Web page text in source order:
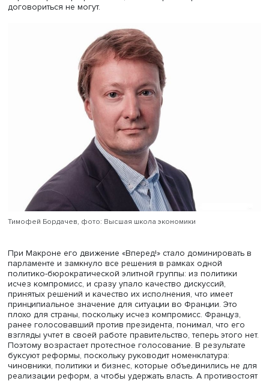
в политическую жизнь Франции?
— Скорее разрушило. Фактически ликвидирована
существовавшая многие годы система cohabitation, или
сожительства, при которой правительство и президент
принадлежат к разным партиям. Эта система позволяла
продвигать изменения и достигать компромисса между
основными политическими силами. Социалисты и
традиционные партии полностью растворены в
возникшем в последние 15 лет. Если бы у нынешнего
президента было правительство социалистов, то оно
переговоры с профсоюзами, а министры Макрона с
договориться не могут.